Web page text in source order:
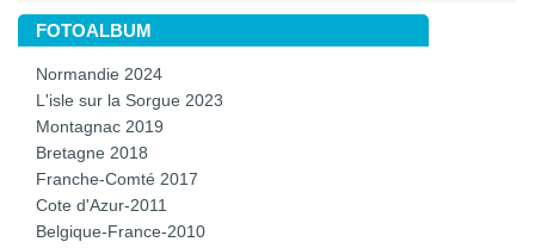
FOTOALBUM
Normandie 2024
L'isle sur la Sorgue 2023
Montagnac 2019
Bretagne 2018
Franche-Comté 2017
Cote d'Azur-2011
Belgique-France-2010